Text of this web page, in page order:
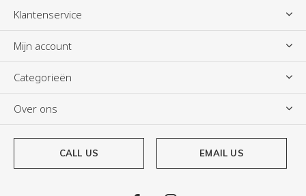
Klantenservice
Mijn account
Categorieën
Over ons
CALL US EMAIL US